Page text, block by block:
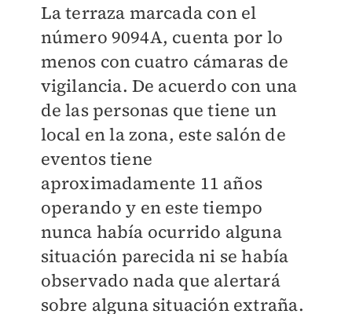
La terraza marcada con el
número 9094A, cuenta por lo
menos con cuatro cámaras de
vigilancia. De acuerdo con una
de las personas que tiene un
local en la zona, este salón de
eventos tiene
aproximadamente 11 años
operando y en este tiempo
nunca había ocurrido alguna
situación parecida ni se había
observado nada que alertará
sobre alguna situación extraña.